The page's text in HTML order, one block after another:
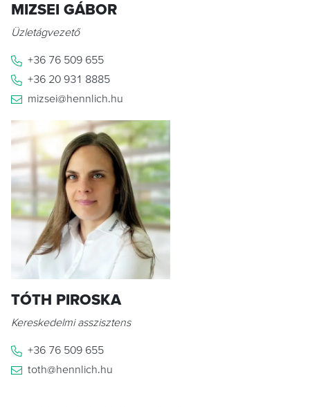
MIZSEI GÁBOR
Üzletágvezető
+36 76 509 655
+36 20 931 8885
mizsei@hennlich.hu
TÓTH PIROSKA
Kereskedelmi asszisztens
+36 76 509 655
toth@hennlich.hu